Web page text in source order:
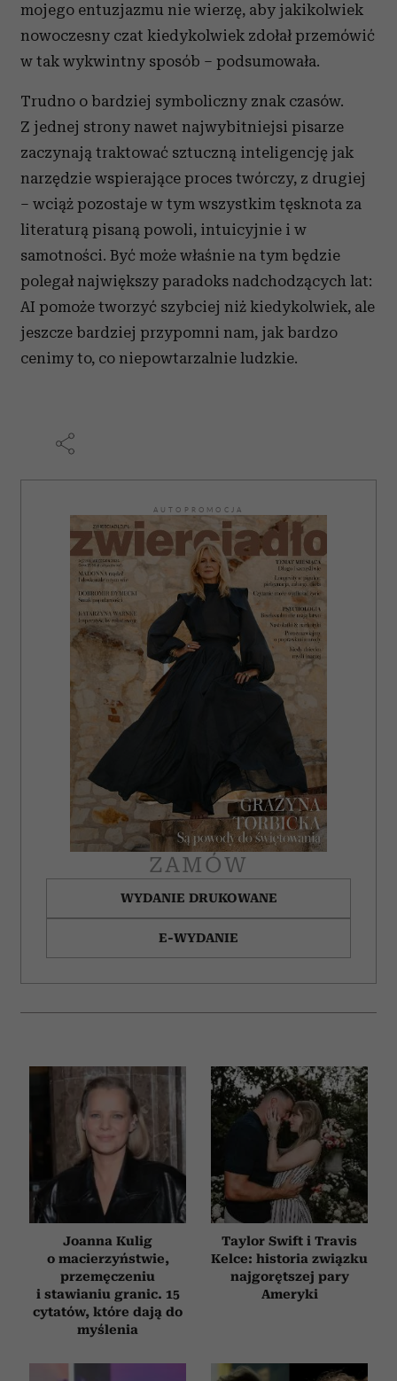
mojego entuzjazmu nie wierzę, aby jakikolwiek
nowoczesny czat kiedykolwiek zdołał przemówić
w tak wykwintny sposób – podsumowała.
Trudno o bardziej symboliczny znak czasów.
Z jednej strony nawet najwybitniejsi pisarze
zaczynają traktować sztuczną inteligencję jak
narzędzie wspierające proces twórczy, z drugiej
– wciąż pozostaje w tym wszystkim tęsknota za
literaturą pisaną powoli, intuicyjnie i w
samotności. Być może właśnie na tym będzie
polegał największy paradoks nadchodzących lat:
AI pomoże tworzyć szybciej niż kiedykolwiek, ale
jeszcze bardziej przypomni nam, jak bardzo
cenimy to, co niepowtarzalnie ludzkie.
AUTOPROMOCJA
ZAMÓW
WYDANIE DRUKOWANE
E-WYDANIE
Joanna Kulig
o macierzyństwie,
przemęczeniu
i stawianiu granic. 15
cytatów, które dają do
myślenia
Taylor Swift i Travis
Kelce: historia związku
najgorętszej pary
Ameryki